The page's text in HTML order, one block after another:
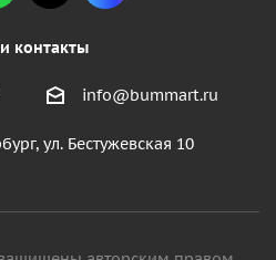
контакты
info@bummart.ru
ул. Бестужевская 10